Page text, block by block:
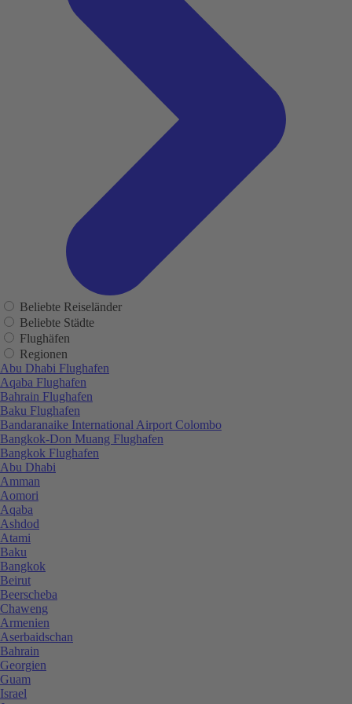
Beliebte Reiseländer
Beliebte Städte
Flughäfen
Regionen
Abu Dhabi Flughafen
Aqaba Flughafen
Bahrain Flughafen
Baku Flughafen
Bandaranaike International Airport Colombo
Bangkok-Don Muang Flughafen
Bangkok Flughafen
Abu Dhabi
Amman
Aomori
Aqaba
Ashdod
Atami
Baku
Bangkok
Beirut
Beerscheba
Chaweng
Armenien
Aserbaidschan
Bahrain
Georgien
Guam
Israel